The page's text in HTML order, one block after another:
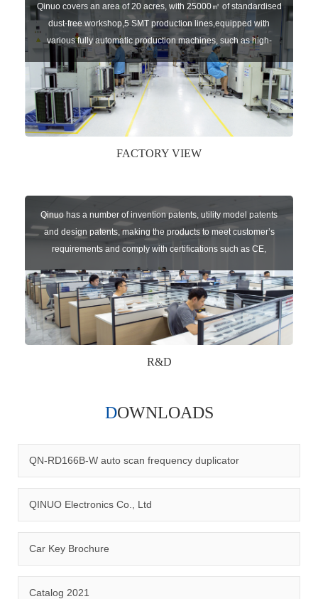
Qinuo covers an area of 20 acres, with 25000㎡ of standardised
dust-free workshop,5 SMT production lines,equipped with
various fully automatic production machines, such as high-
speed chip mounter,welding robots, and automatic screw
machines etc.
FACTORY VIEW
Qinuo has a number of invention patents, utility model patents
and design patents, making the products to meet customer’s
requirements and comply with certifications such as CE,
RoHS,WEEE, EN16005,FCC, IC etc.
R&D
management system.
DOWNLOADS
QN-RD166B-W auto scan frequency duplicator
QINUO Electronics Co., Ltd
Car Key Brochure
Catalog 2021